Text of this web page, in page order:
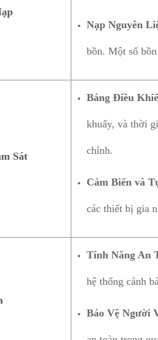
Nạp Nguyên
bồn. Một số
Sát
Bảng Điều
khuấy, và thời
chỉnh.
Cảm Biến và
các thiết bị gia
Tính Năng An
hệ thống cảnh
Bảo Vệ Người